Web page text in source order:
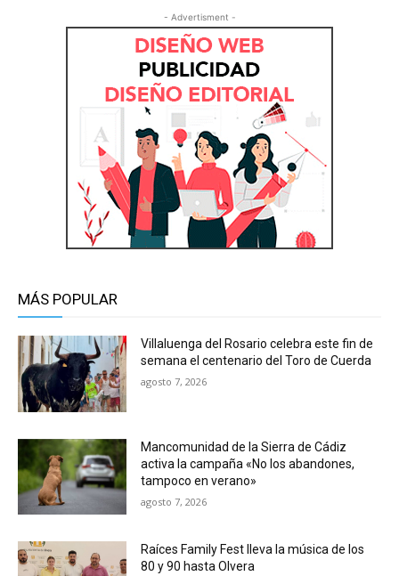
- Advertisment -
MÁS POPULAR
Villaluenga del Rosario celebra este fin de
semana el centenario del Toro de Cuerda
agosto 7, 2026
Mancomunidad de la Sierra de Cádiz
activa la campaña «No los abandones,
tampoco en verano»
agosto 7, 2026
Raíces Family Fest lleva la música de los
80 y 90 hasta Olvera